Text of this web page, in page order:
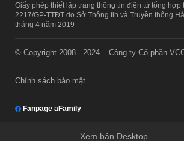
Giấy phép thiết lập trang thông tin điện tử tổng hợp
2217/GP-TTĐT do Sở Thông tin và Truyền thông
tháng 4 năm 2019
© Copyright 2008 - 2024 – Công ty Cổ phần
Chính sách bảo mật
Fanpage aFamily
Xem bản Desktop